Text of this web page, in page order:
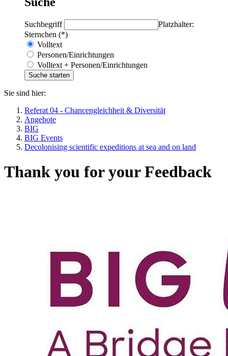
Suchbegriff
Platzhalter:
Sternchen (*)
Volltext
Personen/Einrichtungen
Volltext + Personen/Einrichtungen
Sie sind hier:
Referat 04 - Chancengleichheit & Diversität
Angebote
BIG
BIG Events
Decolonising scientific expeditions at sea and on land
Thank you for your Feedback